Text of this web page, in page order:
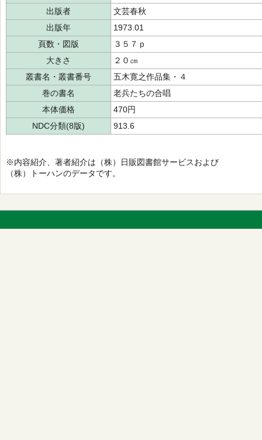
出版者
文芸春秋
出版年
1973.01
頁数・図版
３５７ｐ
大きさ
２０㎝
叢書名・叢書番号
五木寛之作品集・４
巻の書名
老兵たちの合唱
本体価格
470円
NDC分類(8版)
913.6
※内容紹介、著者紹介は（株）日販図書館サービスおよび
（株）トーハンのデータです。